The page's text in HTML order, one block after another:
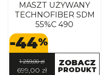
MASZT UŻYWANY
TECHNOFIBER SDM
55%C 490
-44%
1 259,00 zł
699,00 zł
ZOBACZ
PRODUKT